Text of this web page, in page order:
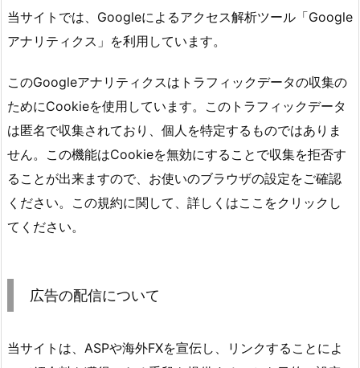
当サイトでは、Googleによるアクセス解析ツール「Google
アナリティクス」を利用しています。
このGoogleアナリティクスはトラフィックデータの収集の
ためにCookieを使用しています。このトラフィックデータ
は匿名で収集されており、個人を特定するものではありま
せん。この機能はCookieを無効にすることで収集を拒否す
ることが出来ますので、お使いのブラウザの設定をご確認
ください。この規約に関して、詳しくはここをクリックし
てください。
広告の配信について
当サイトは、ASPや海外FXを宣伝し、リンクすることによ